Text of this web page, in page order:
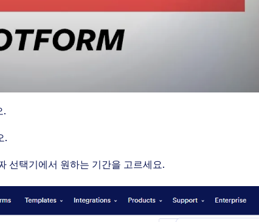
.
.
선택기에서 원하는 기간을 고르세요.